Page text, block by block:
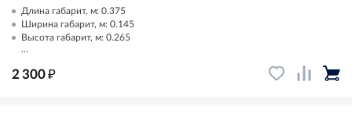
Длина габарит, м: 0.375
Ширина габарит, м: 0.145
Высота габарит, м: 0.265
...
2 300₽